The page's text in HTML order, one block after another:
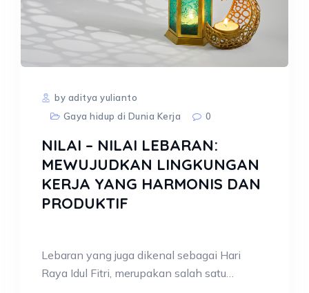
by aditya yulianto
Gaya hidup di Dunia Kerja
0
NILAI – NILAI LEBARAN:
MEWUJUDKAN LINGKUNGAN
KERJA YANG HARMONIS DAN
PRODUKTIF
Lebaran yang juga dikenal sebagai Hari
Raya Idul Fitri, merupakan salah satu